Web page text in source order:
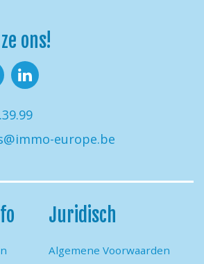
ons!
europe.be
Juridisch
Algemene Voorwaarden